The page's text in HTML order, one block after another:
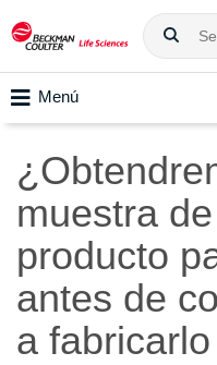
Menú
muestra
producto
antes de
a